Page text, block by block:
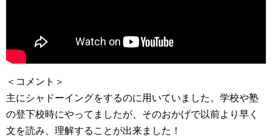
＜コメント＞
主にシャドーイングをするのに用いていました。学校や塾
の登下校時にやってましたが、そのおかげで以前より早く
文を読み、理解することが出来ました！